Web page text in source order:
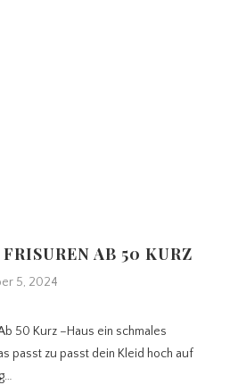
AB 50 KURZ
5, 2024
50 Kurz –Haus ein schmales
passt zu passt dein Kleid hoch auf